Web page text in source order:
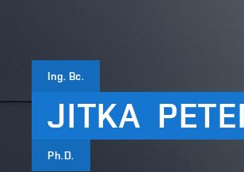
Ing. Bc.
JITKA
Ph.D.